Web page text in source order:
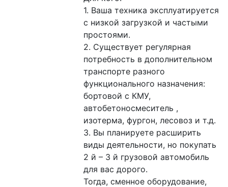
1. Ваша техника эксплуатируется
с низкой загрузкой и частыми
простоями.
2. Существует регулярная
потребность в дополнительном
транспорте разного
функционального назначения:
бортовой с КМУ,
автобетоносмеситель ,
изотерма, фургон, лесовоз и т.д.
3. Вы планируете расширить
виды деятельности, но покупать
2 й – 3 й грузовой автомобиль
для вас дорого.
Тогда, сменное оборудование,